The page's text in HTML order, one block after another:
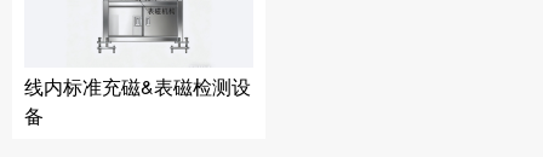
线内标准充磁&表磁检测设
备